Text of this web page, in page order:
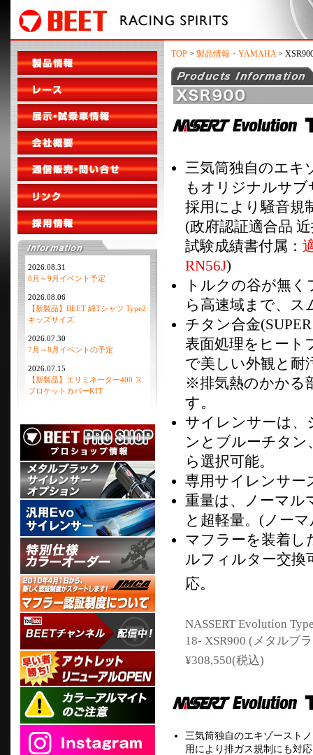
2026.08.31
8月～9月イベント予定
2026.08.06
【新製品】BEET 綿Tシャツ Type2
キッズサイズ
2026.07.30
7月～8月イベントの予定
2026.07.15
【新製品】エリミネーター400 ス
プロケットカバーKIT
TOP > 製品情報・YAMAHA>
三気筒独自のエキ
もオリジナルサ
採用により騒音規
(政府認証適合品
試験成績書付属：
RN56J)
トルクの谷が無
ら高速域まで、ス
チタン合金
表面処理をヒート
で美しい外観と耐
※排気熱のかかる
す。
サイレンサーは、
ンとブルーチタ
ら選択可能。
専用サイレンサー
重量は、ノーマル
と超軽量。(ノー
マフラーを装着し
ルフィルター交換
応。
NASSERT Evolution
18- XSR900 (メタルブ
¥308,550(税込)
三気筒独自のエキゾースト
用により排ガス規制にも対